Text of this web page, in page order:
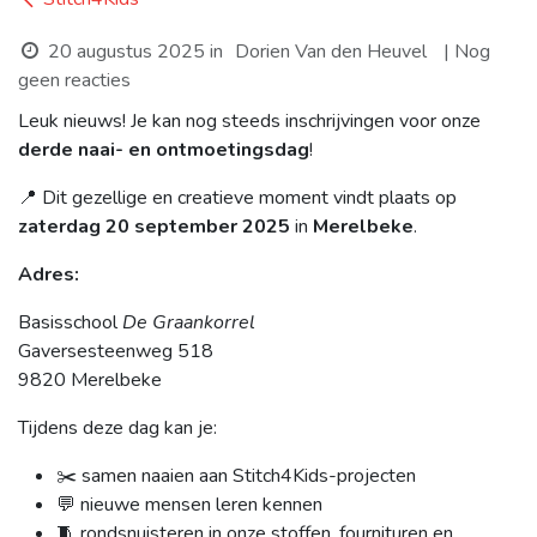
20 augustus 2025 in Dorien Van den Heuvel
| Nog
geen reacties
Leuk nieuws! Je kan nog steeds inschrijvingen voor onze
derde naai- en ontmoetingsdag!
📍 Dit gezellige en creatieve moment vindt plaats op
zaterdag 20 september 2025 in Merelbeke.
Adres:
BasisschoolDe Graankorrel
Gaversesteenweg 518
9820 Merelbeke
Tijdens deze dag kan je:
✂️ samen naaien aan Stitch4Kids-projecten
💬 nieuwe mensen leren kennen